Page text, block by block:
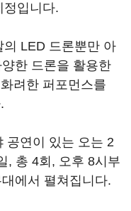
정입니다.
LED 드론뿐만 아
한 드론을 활용한
려한 퍼포먼스를
공연이 있는 오는 2
, 총 4회, 오후 8시부
에서 펼쳐집니다.